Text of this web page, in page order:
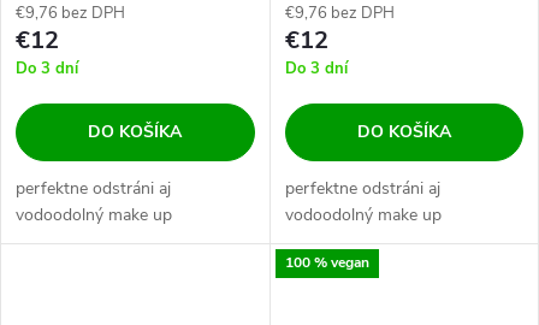
€9,76 bez DPH
€12
Do 3 dní
DO KOŠÍKA
perfektne odstráni aj
vodoodolný make up
€9,76 bez DPH
€12
Do 3 dní
DO KOŠÍKA
perfektne odstráni aj
vodoodolný make up
100 % vegan